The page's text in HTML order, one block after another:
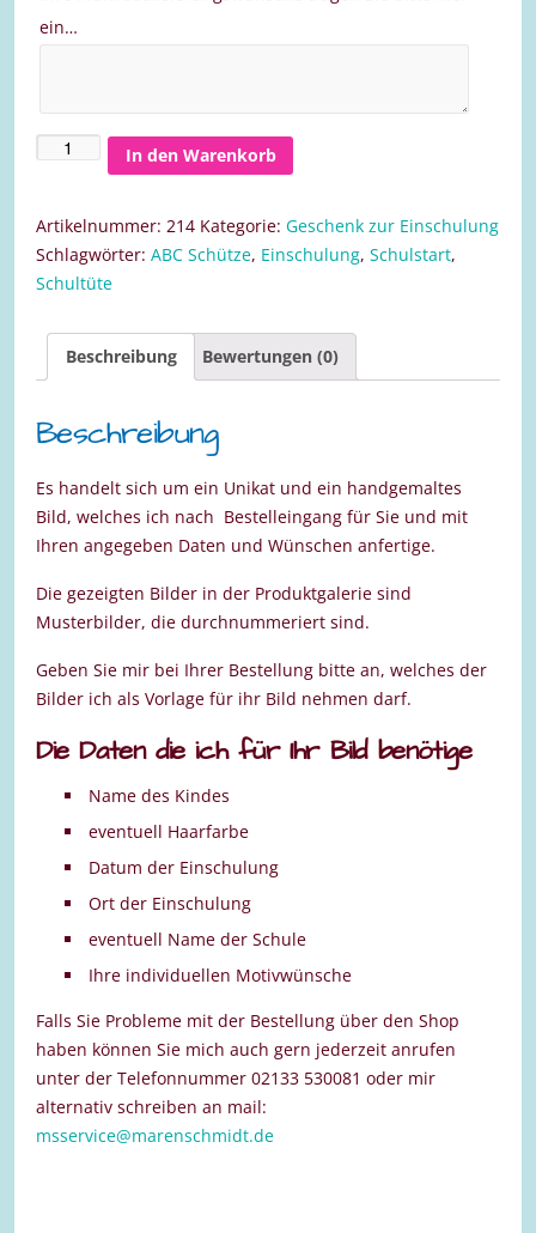
ein…
Bild
einen
20
20
Menge
In den Warenkorb
Artikelnummer: 214 Kategorie: Geschenk zur Einschulung
Schlagwörter: ABC Schütze, Einschulung, Schulstart,
Schultüte
Beschreibung Bewertungen (0)
Beschreibung
Es handelt sich um ein Unikat und ein handgemaltes
Bild, welches ich nach Bestelleingang für Sie und mit
Ihren angegeben Daten und Wünschen anfertige.
Die gezeigten Bilder in der Produktgalerie sind
Musterbilder, die durchnummeriert sind.
Geben Sie mir bei Ihrer Bestellung bitte an, welches der
Bilder ich als Vorlage für ihr Bild nehmen darf.
Die Daten die ich für Ihr Bild benötige
Name des Kindes
eventuell Haarfarbe
Datum der Einschulung
Ort der Einschulung
eventuell Name der Schule
Ihre individuellen Motivwünsche
Falls Sie Probleme mit der Bestellung über den Shop
haben können Sie mich auch gern jederzeit anrufen
unter der Telefonnummer 02133 530081 oder mir
alternativ schreiben an mail:
msservice@marenschmidt.de